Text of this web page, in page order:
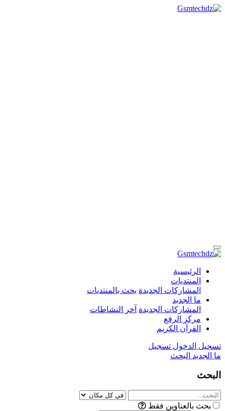
الرئيسية
المنتديات
المشاركات الجديدة بحث بالمنتديات
ما الجديد
المشاركات الجديدة آخر النشاطات
مركز الرفع
القرآن الكريم
تسجيل الدخول تسجيل
ما الجديد البحث
البحث
بحث بالعناوين فقط